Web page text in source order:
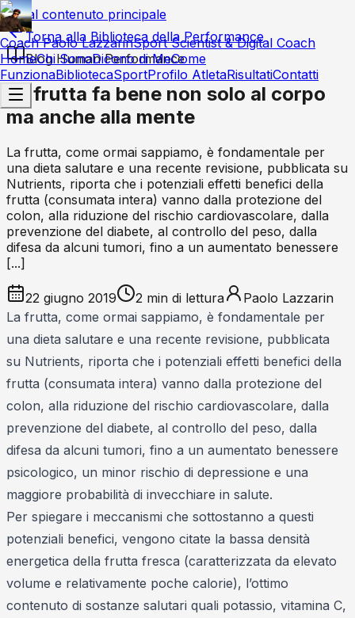
Vai al contenuto principale
Coach Paolo LazzarinSport Scientist & Digital Coach
HomeChi SonoDicono di MeCome
FunzionaBibliotecaSportProfilo AtletaRisultatiContatti
Torna alla Biblioteca della Performance
Blog Human Performance
La frutta fa bene non solo al corpo
ma anche alla mente
La frutta, come ormai sappiamo, è fondamentale per
una dieta salutare e una recente revisione, pubblicata su
Nutrients, riporta che i potenziali effetti benefici della
frutta (consumata intera) vanno dalla protezione del
colon, alla riduzione del rischio cardiovascolare, dalla
prevenzione del diabete, al controllo del peso, dalla
difesa da alcuni tumori, fino a un aumentato benessere
[...]
22 giugno 2019 2 min di lettura
Paolo Lazzarin
La frutta, come ormai sappiamo, è fondamentale per
una dieta salutare e una recente revisione, pubblicata
su Nutrients, riporta che i potenziali effetti benefici della
frutta (consumata intera) vanno dalla protezione del
colon, alla riduzione del rischio cardiovascolare, dalla
prevenzione del diabete, al controllo del peso, dalla
difesa da alcuni tumori, fino a un aumentato benessere
psicologico, un minor rischio di depressione e una
maggiore probabilità di invecchiare in salute.
Per spiegare i meccanismi che sottostanno a questi
potenziali benefici, vengono citate la bassa densità
energetica della frutta fresca (caratterizzata da elevato
volume e relativamente poche calorie), l’ottimo
contenuto di sostanze salutari quali potassio, vitamina C,